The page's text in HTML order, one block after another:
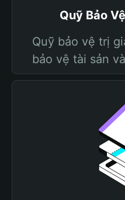
Quỹ Bảo
Quỹ bảo vệ trị
bảo vệ tài sản